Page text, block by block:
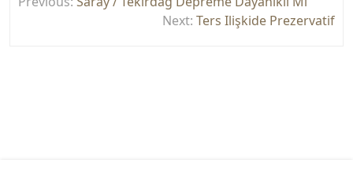
gezinmesi
Next: Ters Ilişkide Prezervatif